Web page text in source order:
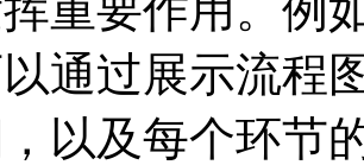
通过展示流程
以及每个环节